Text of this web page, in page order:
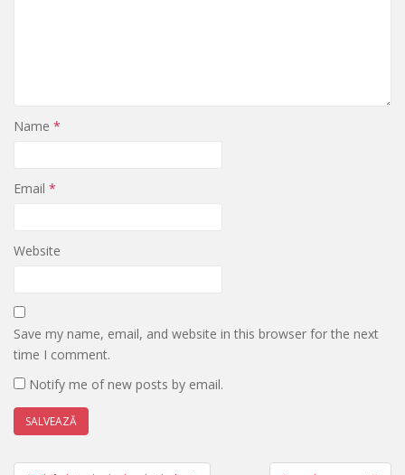
Name *
Email *
Website
Save my name, email, and website in this browser for the next
time I comment.
Notify me of new posts by email.